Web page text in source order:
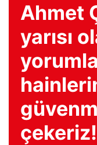
Ahmet
yarısı